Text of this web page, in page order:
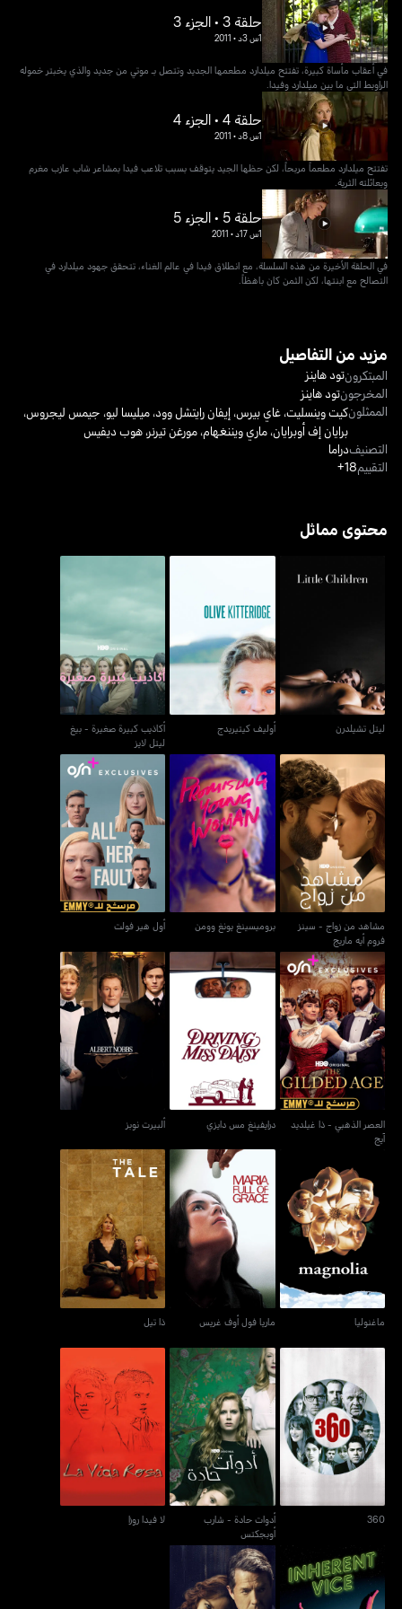
حلقة 3 • الجزء 3
1س 3د •
2011
في أعقاب مأساة كبيرة، تفتتح ميلدارد مطعمها الجديد وتتصل بـ موتي من جديد والذي يخبتر خموله
الراوبط التي ما بين ميلدارد وفيدا.
حلقة 4 • الجزء 4
1س 8د •
2011
تفتتح ميلدارد مطعماً مربحاً، لكن حظها الجيد يتوقف بسبب تلاعب فيدا بمشاعر شاب عازب مغرم
وبعائلته الثرية.
حلقة 5 • الجزء 5
1س 17د •
2011
في الحلقة الأخيرة من هذه السلسلة، مع انطلاق فيدا في عالم الغناء، تتحقق جهود ميلدارد في
التصالح مع ابنتها، لكن الثمن كان باهظاً.
مزيد من التفاصيل
المبتكرونتود هاينز
المخرجونتود هاينز
الممثلونكيت وينسليت،غاي بيرس، إيفان رايتشل وود،ميليسا ليو، جيمس ليجروس،
برايان إف أوبرايان،ماري ويننغهام،مورغن تيرنر،هوب ديفيس
التصنيفدراما
التقييم18+
محتوى مماثل
ليتل تشيلدرن
أوليف كيتيريدج
أوليف كيتيريدج
أكاذيب كبيرة صغيرة - بيغ
ليتل لايز
أكاذيب كبيرة صغيرة - بيغ
ليتل لايز
مشاهد من زواج - سينز
فروم أيه ماريج
مشاهد من زواج - سينز
فروم أيه ماريج
بروميسينغ يونغ وومن
بروميسينغ يونغ وومن
أول هير فولت
أول هير فولت
العصر الذهبي - ذا غيلديد
آيج
العصر الذهبي - ذا غيلديد
آيج
درايفينغ مس دايزي
درايفينغ مس دايزي
ألبيرت نوبز
ألبيرت نوبز
ماغنوليا
ماغنوليا
ماريا فول أوف غريس
ماريا فول أوف غريس
ذا تيل
ذا تيل
360
360
أدوات حادة - شارب
أوبجكتس
أدوات حادة - شارب
أوبجكتس
لا فيدا روزا
لا فيدا روزا